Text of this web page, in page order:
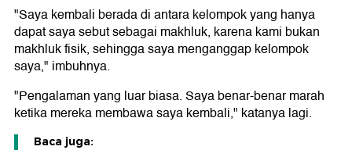
"Saya kembali berada di antara kelompok yang hanya
dapat saya sebut sebagai makhluk, karena kami bukan
makhluk fisik, sehingga saya menganggap kelompok
saya," imbuhnya.
"Pengalaman yang luar biasa. Saya benar-benar marah
ketika mereka membawa saya kembali," katanya lagi.
Baca juga: